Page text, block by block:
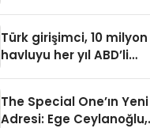
Katkılarıyla Tamamlandı
Türk girişimci, 10 milyon
havluyu her yıl ABD’li
The Special One’ın Yeni
Adresi: Ege Ceylanoğlu,